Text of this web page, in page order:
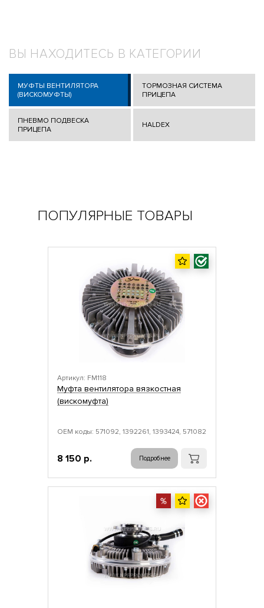
ВЫ НАХОДИТЕСЬ В КАТЕГОРИИ
МУФТЫ ВЕНТИЛЯТОРА
(ВИСКОМУФТЫ)
ТОРМОЗНАЯ СИСТЕМА
ПРИЦЕПА
ПНЕВМО ПОДВЕСКА
ПРИЦЕПА
HALDEX
ПОПУЛЯРНЫЕ ТОВАРЫ
Артикул: FM118
Муфта вентилятора вязкостная
(вискомуфта)
ОЕМ коды: 571092, 1392261, 1393424, 571082
8 150 р. Подробнее